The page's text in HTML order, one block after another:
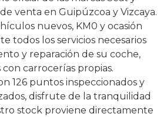
venta en Guipúzcoa y Vizcaya.
nuevos, KM0 y ocasión
todos los servicios necesarios
y reparación de su coche,
carrocerías propias.
126 puntos inspeccionados y
disfrute de la tranquilidad
stock proviene directamente